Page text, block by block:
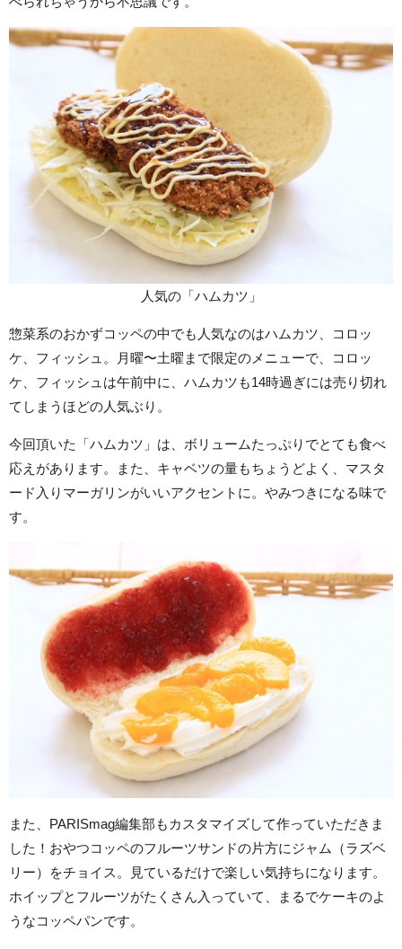
人気の「ハムカツ」
惣菜系のおかずコッペの中でも人気なのはハムカツ、コロッ
ケ、フィッシュ。月曜〜土曜まで限定のメニューで、コロッ
ケ、フィッシュは午前中に、ハムカツも14時過ぎには売り切れ
てしまうほどの人気ぶり。
今回頂いた「ハムカツ」は、ボリュームたっぷりでとても食べ
応えがあります。また、キャベツの量もちょうどよく、マスタ
ード入りマーガリンがいいアクセントに。やみつきになる味で
す。
また、PARISmag編集部もカスタマイズして作っていただきま
した！おやつコッペのフルーツサンドの片方にジャム（ラズベ
リー）をチョイス。見ているだけで楽しい気持ちになります。
ホイップとフルーツがたくさん入っていて、まるでケーキのよ
うなコッペパンです。